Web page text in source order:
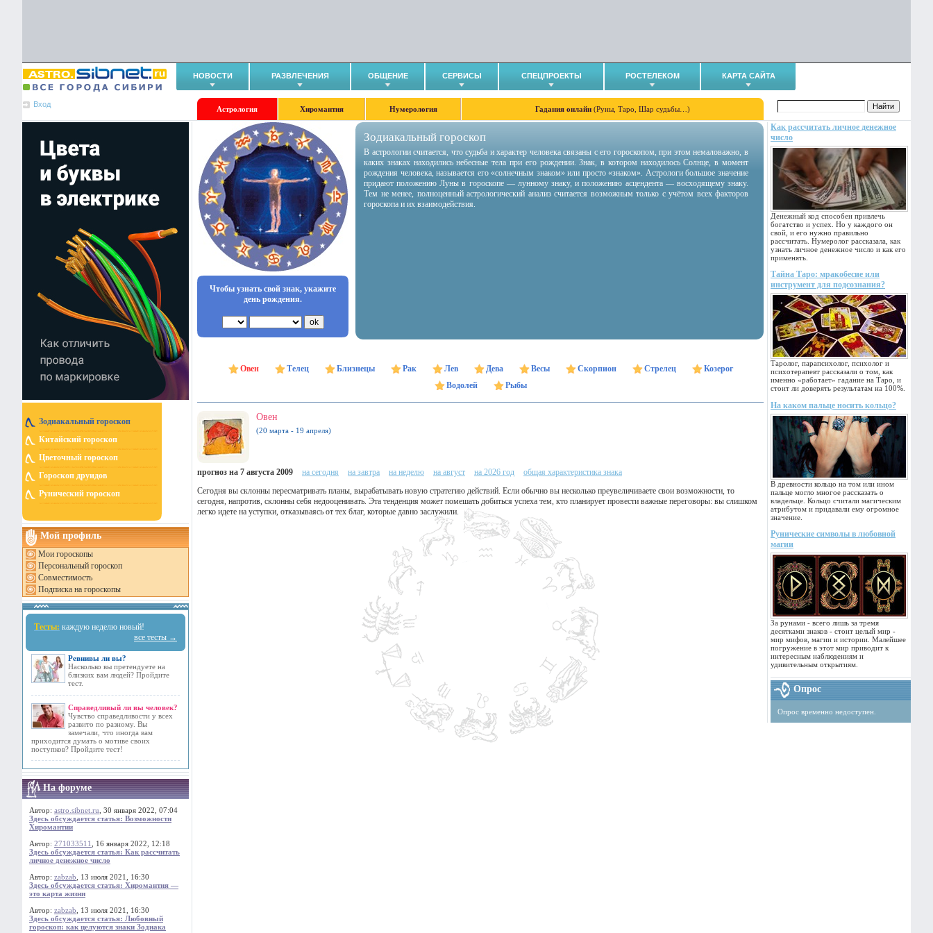
НОВОСТИ РАЗВЛЕЧЕНИЯ ОБЩЕНИЕ СЕРВИСЫ СПЕЦПРОЕКТЫ РОСТЕЛЕКОМ КАРТА САЙТА
Вход
Астрология Хиромантия Нумерология Гадания онлайн (Руны, Таро, Шар судьбы…)
Зодиакальный гороскоп
Китайский гороскоп
Цветочный гороскоп
Гороскоп друидов
Рунический гороскоп
Мой профиль
Мои гороскопы
Персональный гороскоп
Совместимость
Подписка на гороскопы
Тесты: каждую неделю новый!
все тесты →
Ревнивы ли вы?
Насколько вы претендуете на
близких вам людей? Пройдите
тест.
Справедливый ли вы человек?
Чувство справедливости у всех
развито по разному. Вы
замечали, что иногда вам
приходится думать о мотиве своих
поступков? Пройдите тест!
На форуме
Автор: astro.sibnet.ru , 30 января 2022, 07:04
Здесь обсуждается статья: Возможности
Хиромантии
Автор: 271033511
, 16 января 2022, 12:18
Здесь обсуждается статья: Как рассчитать
личное денежное число
Автор: zabzab , 13 июля 2021, 16:30
Здесь обсуждается статья: Хиромантия —
это карта жизни
Автор: zabzab , 13 июля 2021, 16:30
Здесь обсуждается статья: Любовный
гороскоп: как целуются знаки Зодиака
Как рассчитать личное денежное
число
Денежный код способен привлечь
богатство и успех. Но у каждого он
свой, и его нужно правильно
рассчитать. Нумеролог рассказала, как
узнать личное денежное число и как его
применять.
Тайна Таро: мракобесие или
инструмент для подсознания?
Таролог, парапсихолог, психолог и
психотерапевт рассказали о том, как
именно «работает» гадание на Таро, и
стоит ли доверять результатам на 100%.
На каком пальце носить кольцо?
В древности кольцо на том или ином
пальце могло многое рассказать о
владельце. Кольцо считали магическим
атрибутом и придавали ему огромное
значение.
Рунические символы в любовной
магии
За рунами - всего лишь за тремя
десятками знаков - стоит целый мир -
мир мифов, магии и истории. Малейшее
погружение в этот мир приводит к
интересным наблюдениям и
удивительным открытиям.
Опрос
Опрос временно недоступен.
Чтобы узнать свой знак, укажите
день рождения.
Зодиакальный гороскоп
В астрологии считается, что судьба и характер человека связаны с его гороскопом, при этом немаловажно, в
каких знаках находились небесные тела при его рождении. Знак, в котором находилось Солнце, в момент
рождения человека, называется его «солнечным знаком» или просто «знаком». Астрологи большое значение
придают положению Луны в гороскопе — лунному знаку, и положению асцендента — восходящему знаку.
Тем не менее, полноценный астрологический анализ считается возможным только с учётом всех факторов
гороскопа и их взаимодействия.
Овен Телец Близнецы Рак Лев Дева Весы Скорпион Стрелец
Козерог
Водолей
Рыбы
Овен
(20 марта - 19 апреля)
прогноз на 7 августа 2009 на сегодня на завтра на неделю на август на 2026 год
общая характеристика знака
Сегодня вы склонны пересматривать планы, вырабатывать новую стратегию действий. Если обычно вы несколько преувеличиваете свои возможности, то
сегодня, напротив, склонны себя недооценивать. Эта тенденция может помешать добиться успеха тем, кто планирует провести важные переговоры: вы слишком
легко идете на уступки, отказываясь от тех благ, которые давно заслужили.